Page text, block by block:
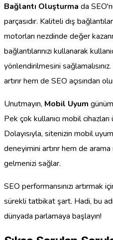
Bağlantı Oluşturma da
parçasıdır. Kaliteli dış
motorları nezdinde değer
bağlantılarınızı kullanarak
yönlendirilmesini
artırır hem de SEO açısından
Unutmayın, Mobil Uyum
Pek çok kullanıcı mobil
Dolayısıyla, sitenizin mobil
deneyimini artırır hem de
gelmenizi sağlar.
SEO performansınızı artırmak
sürekli tatbikat şart. Hadi, bu
dünyada parlamaya başlayın!